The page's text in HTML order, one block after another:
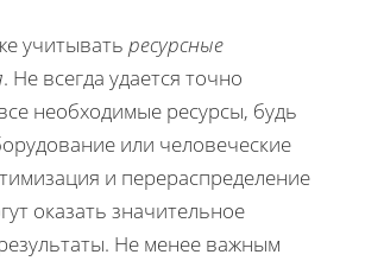
учитывать ресурсные
. Не всегда удается точно
необходимые ресурсы, будь
или человеческие
и перераспределение
оказать значительное
Не менее важным